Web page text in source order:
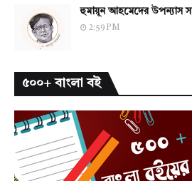
হুমায়ূন আহমেদের উপন্যাস
2:59 PM
৫০০+ বাংলা বই